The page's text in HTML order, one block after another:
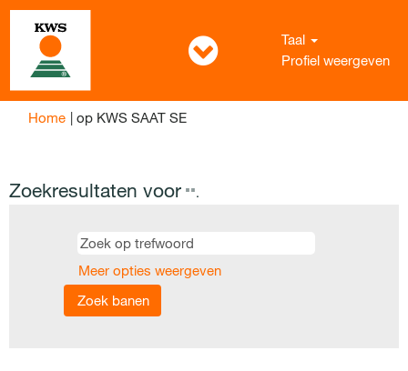
Taal
Profiel weergeven
Home | op KWS SAAT SE(huidige
Zoekresultaten voor "".
Meer opties weergeven